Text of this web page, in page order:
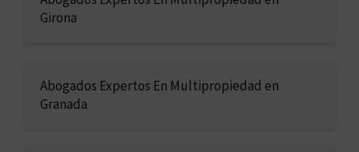
Girona
Abogados Expertos En Multipropiedad en
Granada